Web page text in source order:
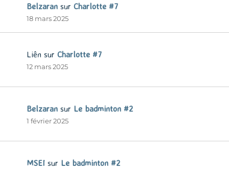
Belzaran sur Charlotte #7
18 mars 2025
Liên sur Charlotte #7
12 mars 2025
Belzaran sur Le badminton #2
1 février 2025
MSEI sur Le badminton #2